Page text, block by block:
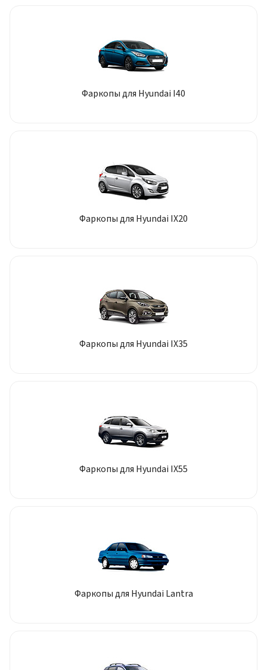
Фаркопы для Hyundai I40
Фаркопы для Hyundai IX20
Фаркопы для Hyundai IX35
Фаркопы для Hyundai IX55
Фаркопы для Hyundai Lantra